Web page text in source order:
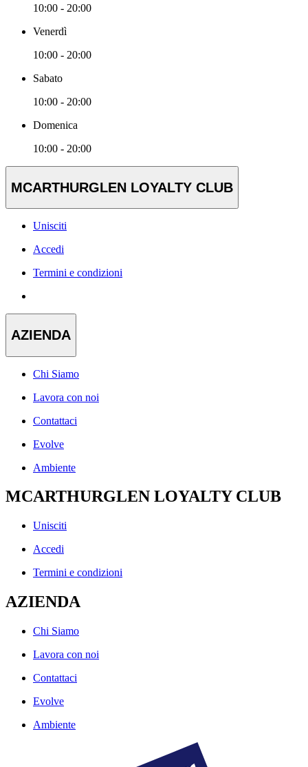
10:00 - 20:00
Venerdì
10:00 - 20:00
Sabato
10:00 - 20:00
Domenica
10:00 - 20:00
MCARTHURGLEN LOYALTY CLUB
Unisciti
Accedi
Termini e condizioni
AZIENDA
Chi Siamo
Lavora con noi
Contattaci
Evolve
Ambiente
MCARTHURGLEN LOYALTY CLUB
Unisciti
Accedi
Termini e condizioni
AZIENDA
Chi Siamo
Lavora con noi
Contattaci
Evolve
Ambiente